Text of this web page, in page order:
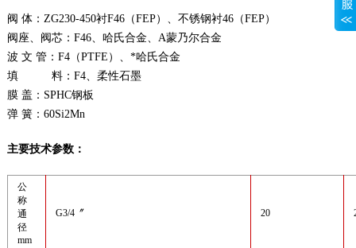
阀 体：ZG230-450衬F46（FEP）、不锈钢衬46（FEP）
阀座、阀芯：F46、哈氏合金、A蒙乃尔合金
波 文 管：F4（PTFE）、*哈氏合金
填 料：F4、柔性石墨
膜 盖：SPHC钢板
弹 簧：60Si2Mn
主要技术参数：
公
称
通
径
mm
G3/4〞 20